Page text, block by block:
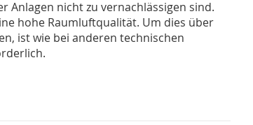
nicht zu vernachlässigen sind.
hohe Raumluftqualität. Um dies über
ist wie bei anderen technischen